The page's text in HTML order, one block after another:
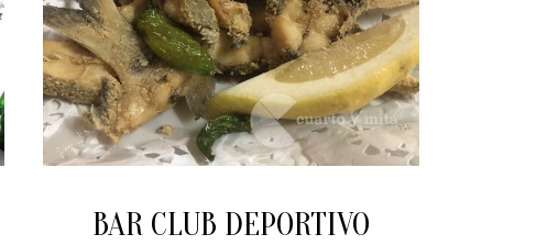
BAR CLUB DEPORTIVO